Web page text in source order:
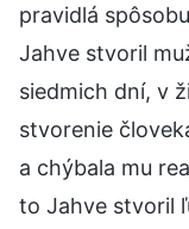
pravidlá
Jahve stvoril
siedmich dní, v
stvorenie
a chýbala mu
to Jahve stvoril